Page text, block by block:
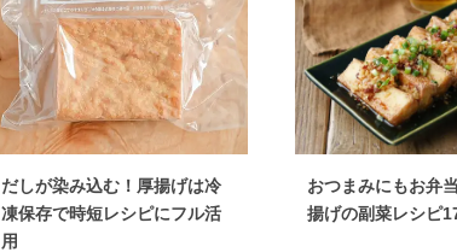
だしが染み込む！厚揚げは冷
凍保存で時短レシピにフル活
用
おつまみにもお弁
揚げの副菜レシピ